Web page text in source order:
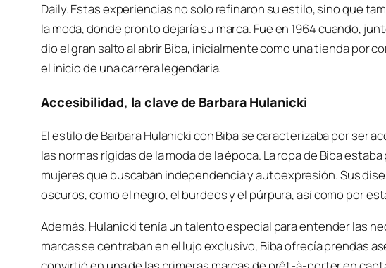
Daily. Estas experiencias no solo refinaron su estilo, sino que
la moda, donde pronto dejaría su marca. Fue en 1964 cuando,
dio el gran salto al abrir Biba, inicialmente como una tienda por
el inicio de una carrera legendaria.
Accesibilidad, la clave de Barbara Hulanicki
El estilo de Barbara Hulanicki con Biba se caracterizaba por ser
las normas rígidas de la moda de la época. La ropa de Biba
mujeres que buscaban independencia y autoexpresión. Sus
oscuros, como el negro, el burdeos y el púrpura, así como por
Además, Hulanicki tenía un talento especial para entender las
marcas se centraban en el lujo exclusivo, Biba ofrecía prendas